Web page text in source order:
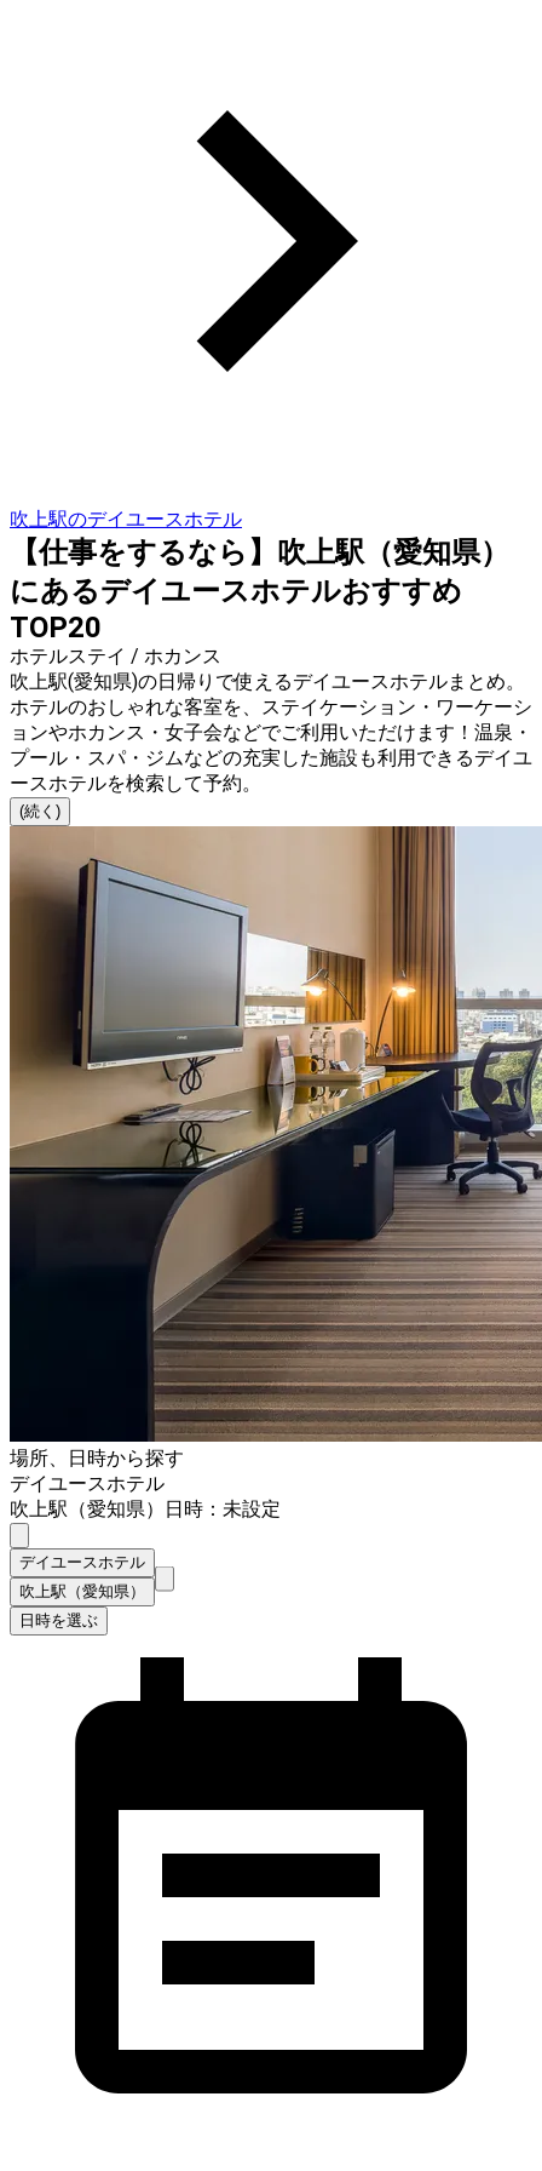
吹上駅のデイユースホテル
【仕事をするなら】吹上駅（愛知県）
にあるデイユースホテルおすすめ
TOP20
ホテルステイ / ホカンス
吹上駅(愛知県)の日帰りで使えるデイユースホテルまとめ。
ホテルのおしゃれな客室を、ステイケーション・ワーケーシ
ョンやホカンス・女子会などでご利用いただけます！温泉・
プール・スパ・ジムなどの充実した施設も利用できるデイユ
ースホテルを検索して予約。
(続く)
場所、日時から探す
デイユースホテル
吹上駅（愛知県）
日時：未設定
デイユースホテル
吹上駅（愛知県）
日時を選ぶ